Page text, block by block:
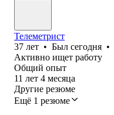
Телеметрист
37 лет • Был сегодня •
Активно ищет работу
Общий опыт
11 лет 4 месяца
Другие резюме
Ещё 1 резюме